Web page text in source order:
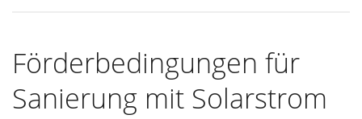
Förderbedingungen für
Sanierung mit Solarstrom